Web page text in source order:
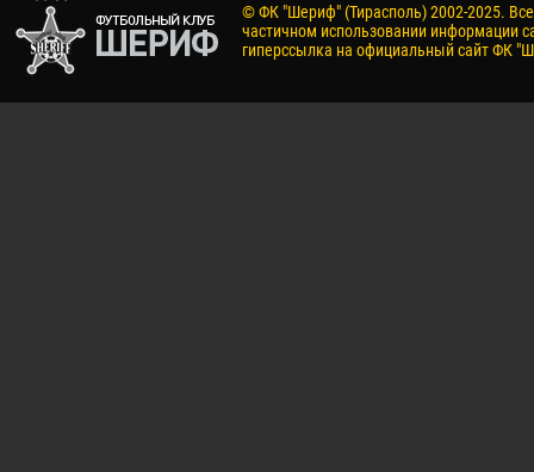
© ФК "Шериф" (Тирасполь) 2002-2025.
частичном использовании информации
гиперссылка на официальный сайт ФК